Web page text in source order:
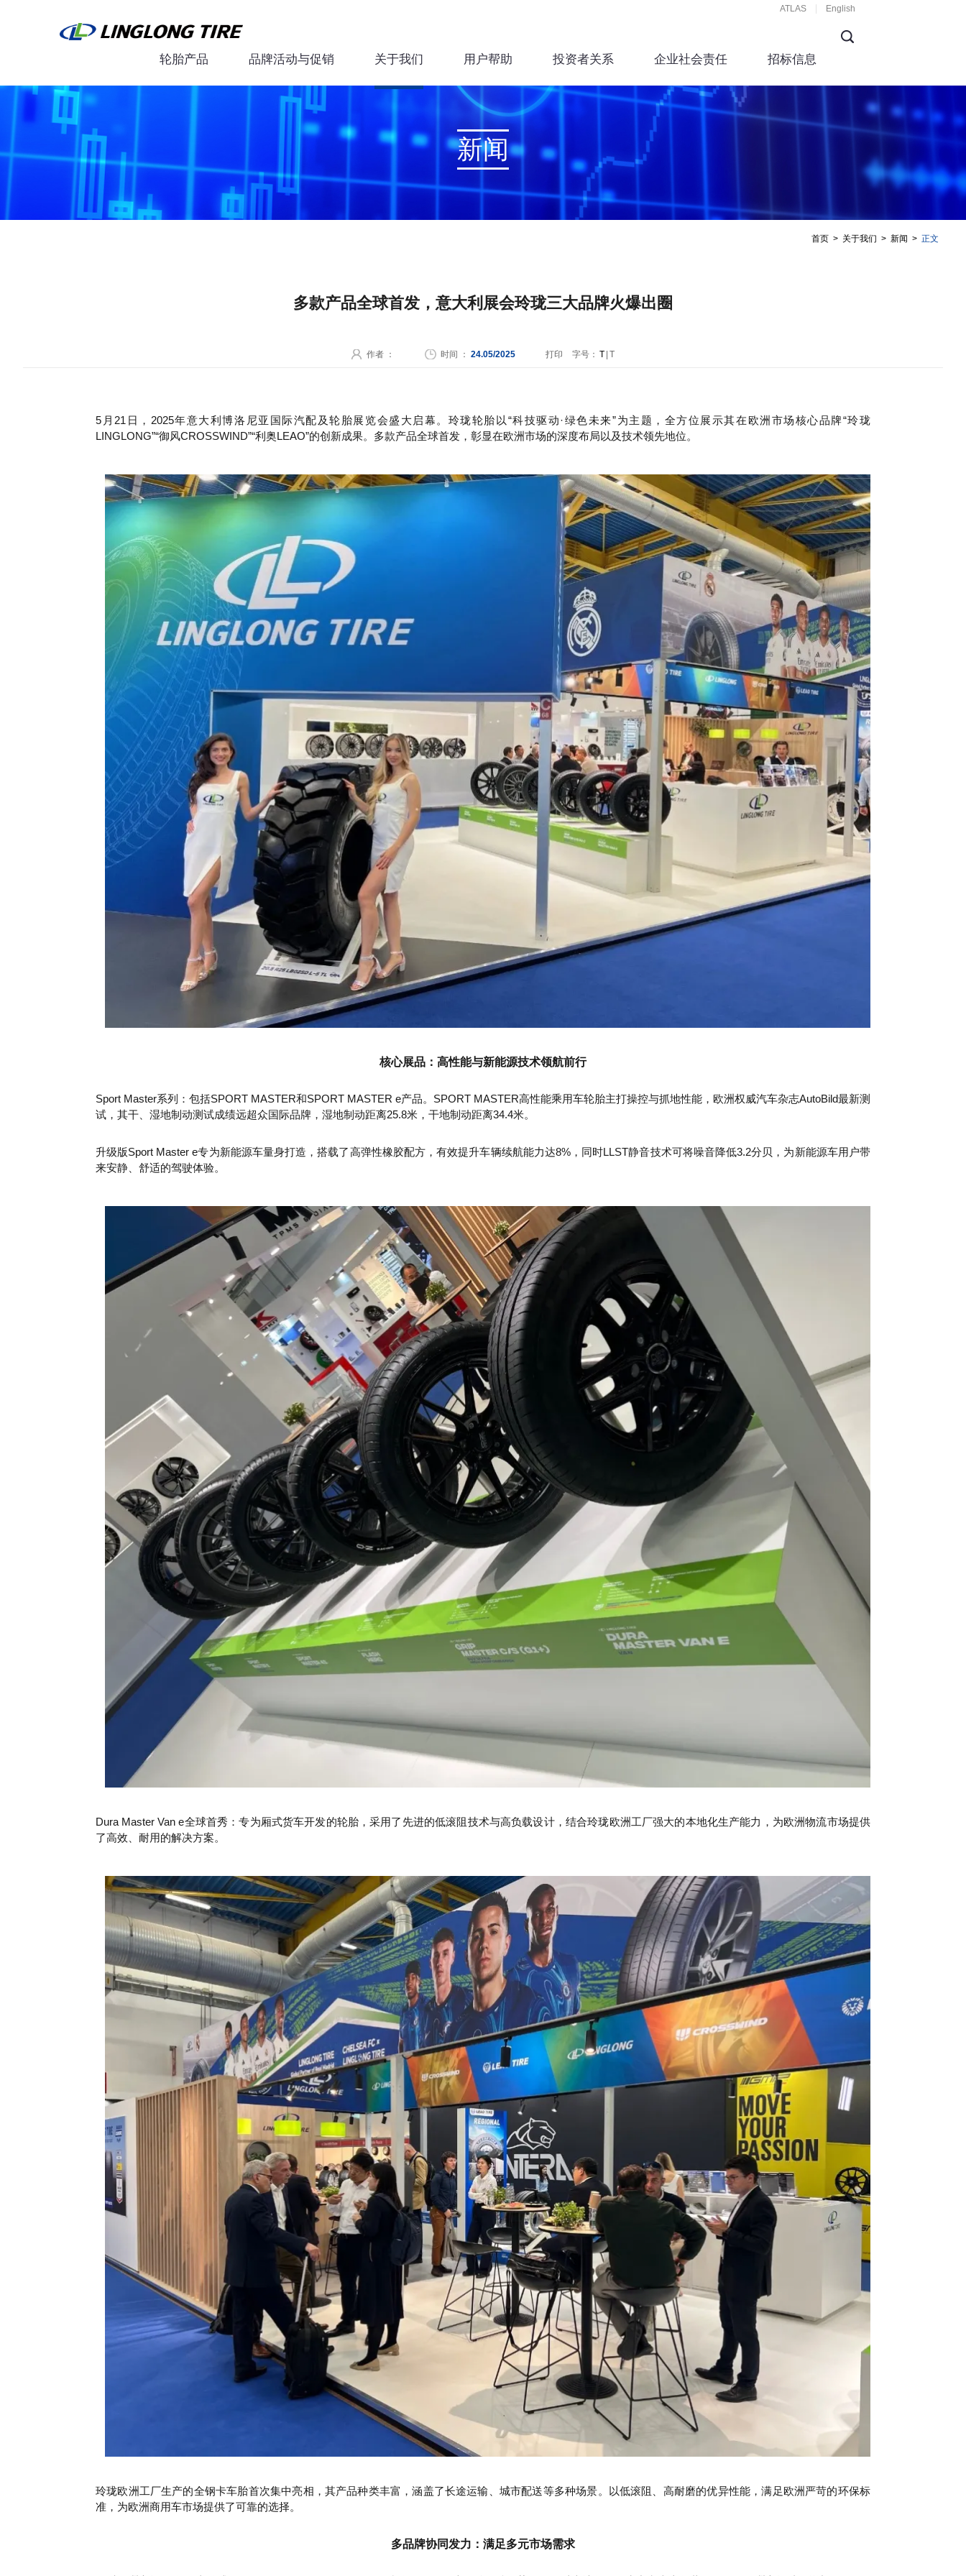
ATLAS English
轮胎产品 品牌活动与促销 关于我们 用户帮助 投资者关系 企业社会责任 招标信息
新闻
首页 > 关于我们 > 新闻 > 正文
多款产品全球首发，意大利展会玲珑三大品牌火爆出圈
作者 ： 时间 ： 24.05/2025 打印 字号： T | T
5月21日，2025年意大利博洛尼亚国际汽配及轮胎展览会盛大启幕。玲珑轮胎以“科技驱动·绿色未来”为主题，全方位展示其在欧洲市场核心品牌“玲珑
LINGLONG”“御风CROSSWIND”“利奥LEAO”的创新成果。多款产品全球首发，彰显在欧洲市场的深度布局以及技术领先地位。
核心展品：高性能与新能源技术领航前行
Sport Master系列：包括SPORT MASTER和SPORT MASTER e产品。SPORT MASTER高性能乘用车轮胎主打操控与抓地性能，欧洲权威汽车杂志AutoBild最新测
试，其干、湿地制动测试成绩远超众国际品牌，湿地制动距离25.8米，干地制动距离34.4米。
升级版Sport Master e专为新能源车量身打造，搭载了高弹性橡胶配方，有效提升车辆续航能力达8%，同时LLST静音技术可将噪音降低3.2分贝，为新能源车用户带
来安静、舒适的驾驶体验。
Dura Master Van e全球首秀：专为厢式货车开发的轮胎，采用了先进的低滚阻技术与高负载设计，结合玲珑欧洲工厂强大的本地化生产能力，为欧洲物流市场提供
了高效、耐用的解决方案。
玲珑欧洲工厂生产的全钢卡车胎首次集中亮相，其产品种类丰富，涵盖了长途运输、城市配送等多种场景。以低滚阻、高耐磨的优异性能，满足欧洲严苛的环保标
准，为欧洲商用车市场提供了可靠的选择。
多品牌协同发力：满足多元市场需求